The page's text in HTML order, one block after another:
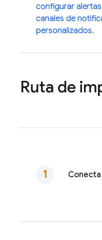
configurar
canales de
personalizados.
Ruta de